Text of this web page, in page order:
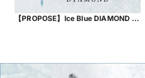
【PROPOSE】Ice Blue DIAMOND ～